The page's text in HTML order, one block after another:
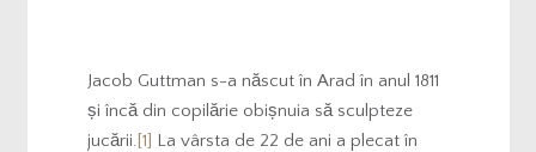
Jacob Guttman s-a născut în Arad în anul 1811
și încă din copilărie obișnuia să sculpteze
jucării.[1] La vârsta de 22 de ani a plecat în